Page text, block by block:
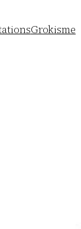
Grokisme